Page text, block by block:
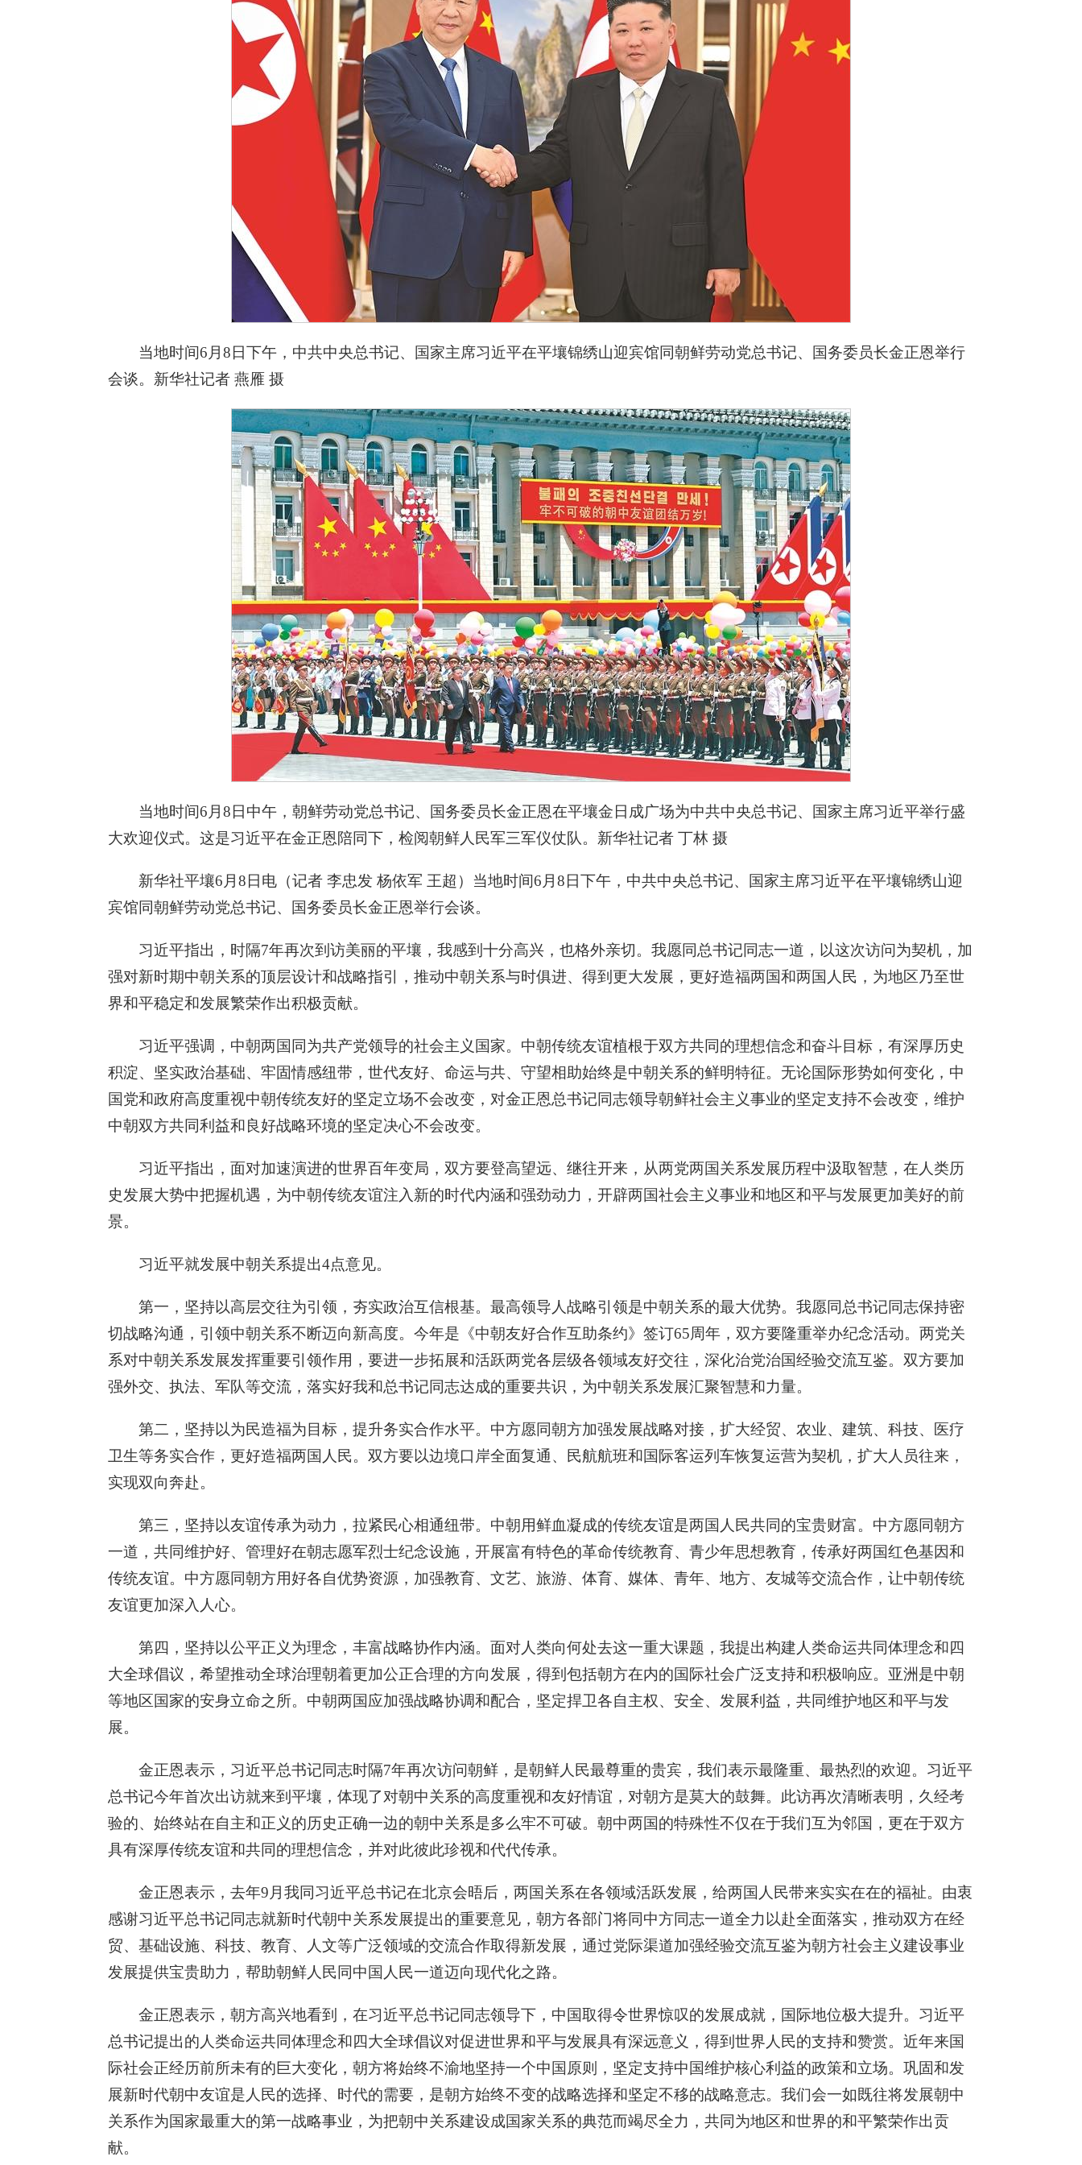
当地时间6月8日下午，中共中央总书记、国家主席习近平在平壤锦绣山迎宾馆同朝鲜劳动党总书记、国务委员长金正恩举行
会谈。新华社记者 燕雁 摄
当地时间6月8日中午，朝鲜劳动党总书记、国务委员长金正恩在平壤金日成广场为中共中央总书记、国家主席习近平举行盛
大欢迎仪式。这是习近平在金正恩陪同下，检阅朝鲜人民军三军仪仗队。新华社记者 丁林 摄
新华社平壤6月8日电（记者 李忠发 杨依军 王超）当地时间6月8日下午，中共中央总书记、国家主席习近平在平壤锦绣山迎
宾馆同朝鲜劳动党总书记、国务委员长金正恩举行会谈。
习近平指出，时隔7年再次到访美丽的平壤，我感到十分高兴，也格外亲切。我愿同总书记同志一道，以这次访问为契机，加
强对新时期中朝关系的顶层设计和战略指引，推动中朝关系与时俱进、得到更大发展，更好造福两国和两国人民，为地区乃至世
界和平稳定和发展繁荣作出积极贡献。
习近平强调，中朝两国同为共产党领导的社会主义国家。中朝传统友谊植根于双方共同的理想信念和奋斗目标，有深厚历史
积淀、坚实政治基础、牢固情感纽带，世代友好、命运与共、守望相助始终是中朝关系的鲜明特征。无论国际形势如何变化，中
国党和政府高度重视中朝传统友好的坚定立场不会改变，对金正恩总书记同志领导朝鲜社会主义事业的坚定支持不会改变，维护
中朝双方共同利益和良好战略环境的坚定决心不会改变。
习近平指出，面对加速演进的世界百年变局，双方要登高望远、继往开来，从两党两国关系发展历程中汲取智慧，在人类历
史发展大势中把握机遇，为中朝传统友谊注入新的时代内涵和强劲动力，开辟两国社会主义事业和地区和平与发展更加美好的前
景。
习近平就发展中朝关系提出4点意见。
第一，坚持以高层交往为引领，夯实政治互信根基。最高领导人战略引领是中朝关系的最大优势。我愿同总书记同志保持密
切战略沟通，引领中朝关系不断迈向新高度。今年是《中朝友好合作互助条约》签订65周年，双方要隆重举办纪念活动。两党关
系对中朝关系发展发挥重要引领作用，要进一步拓展和活跃两党各层级各领域友好交往，深化治党治国经验交流互鉴。双方要加
强外交、执法、军队等交流，落实好我和总书记同志达成的重要共识，为中朝关系发展汇聚智慧和力量。
第二，坚持以为民造福为目标，提升务实合作水平。中方愿同朝方加强发展战略对接，扩大经贸、农业、建筑、科技、医疗
卫生等务实合作，更好造福两国人民。双方要以边境口岸全面复通、民航航班和国际客运列车恢复运营为契机，扩大人员往来，
实现双向奔赴。
第三，坚持以友谊传承为动力，拉紧民心相通纽带。中朝用鲜血凝成的传统友谊是两国人民共同的宝贵财富。中方愿同朝方
一道，共同维护好、管理好在朝志愿军烈士纪念设施，开展富有特色的革命传统教育、青少年思想教育，传承好两国红色基因和
传统友谊。中方愿同朝方用好各自优势资源，加强教育、文艺、旅游、体育、媒体、青年、地方、友城等交流合作，让中朝传统
友谊更加深入人心。
第四，坚持以公平正义为理念，丰富战略协作内涵。面对人类向何处去这一重大课题，我提出构建人类命运共同体理念和四
大全球倡议，希望推动全球治理朝着更加公正合理的方向发展，得到包括朝方在内的国际社会广泛支持和积极响应。亚洲是中朝
等地区国家的安身立命之所。中朝两国应加强战略协调和配合，坚定捍卫各自主权、安全、发展利益，共同维护地区和平与发
展。
金正恩表示，习近平总书记同志时隔7年再次访问朝鲜，是朝鲜人民最尊重的贵宾，我们表示最隆重、最热烈的欢迎。习近平
总书记今年首次出访就来到平壤，体现了对朝中关系的高度重视和友好情谊，对朝方是莫大的鼓舞。此访再次清晰表明，久经考
验的、始终站在自主和正义的历史正确一边的朝中关系是多么牢不可破。朝中两国的特殊性不仅在于我们互为邻国，更在于双方
具有深厚传统友谊和共同的理想信念，并对此彼此珍视和代代传承。
金正恩表示，去年9月我同习近平总书记在北京会晤后，两国关系在各领域活跃发展，给两国人民带来实实在在的福祉。由衷
感谢习近平总书记同志就新时代朝中关系发展提出的重要意见，朝方各部门将同中方同志一道全力以赴全面落实，推动双方在经
贸、基础设施、科技、教育、人文等广泛领域的交流合作取得新发展，通过党际渠道加强经验交流互鉴为朝方社会主义建设事业
发展提供宝贵助力，帮助朝鲜人民同中国人民一道迈向现代化之路。
金正恩表示，朝方高兴地看到，在习近平总书记同志领导下，中国取得令世界惊叹的发展成就，国际地位极大提升。习近平
总书记提出的人类命运共同体理念和四大全球倡议对促进世界和平与发展具有深远意义，得到世界人民的支持和赞赏。近年来国
际社会正经历前所未有的巨大变化，朝方将始终不渝地坚持一个中国原则，坚定支持中国维护核心利益的政策和立场。巩固和发
展新时代朝中友谊是人民的选择、时代的需要，是朝方始终不变的战略选择和坚定不移的战略意志。我们会一如既往将发展朝中
关系作为国家最重大的第一战略事业，为把朝中关系建设成国家关系的典范而竭尽全力，共同为地区和世界的和平繁荣作出贡
献。